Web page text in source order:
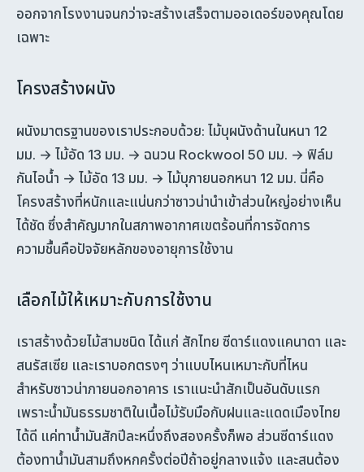
ออกจากโรงงานจนกว่าจะสร้างเสร็จตามออเดอร์ของคุณโดย
เฉพาะ
โครงสร้างผนัง
ผนังมาตรฐานของเราประกอบด้วย: ไม้บุผนังด้านในหนา 12
มม. → ไม้อัด 13 มม. → ฉนวน Rockwool 50 มม. → ฟิล์ม
กันไอน้ำ → ไม้อัด 13 มม. → ไม้บุภายนอกหนา 12 มม. นี่คือ
โครงสร้างที่หนักและแน่นกว่าซาวน่านำเข้าส่วนใหญ่อย่างเห็น
ได้ชัด ซึ่งสำคัญมากในสภาพอากาศเขตร้อนที่การจัดการ
ความชื้นคือปัจจัยหลักของอายุการใช้งาน
เลือกไม้ให้เหมาะกับการใช้งาน
เราสร้างด้วยไม้สามชนิด ได้แก่ สักไทย ซีดาร์แดงแคนาดา และ
สนรัสเซีย และเราบอกตรงๆ ว่าแบบไหนเหมาะกับที่ไหน
สำหรับซาวน่าภายนอกอาคาร เราแนะนำสักเป็นอันดับแรก
เพราะน้ำมันธรรมชาติในเนื้อไม้รับมือกับฝนและแดดเมืองไทย
ได้ดี แค่ทาน้ำมันสักปีละหนึ่งถึงสองครั้งก็พอ ส่วนซีดาร์แดง
ต้องทาน้ำมันสามถึงหกครั้งต่อปีถ้าอยู่กลางแจ้ง และสนต้อง